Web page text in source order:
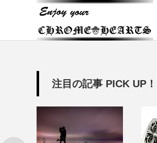
注目の記事 PICK UP！